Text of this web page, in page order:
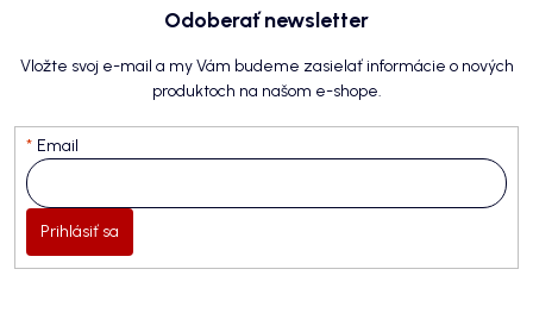
Odoberať newsletter
Vložte svoj e-mail a my Vám budeme zasielať informácie o nových
produktoch na našom e-shope.
Email
Prihlásiť sa